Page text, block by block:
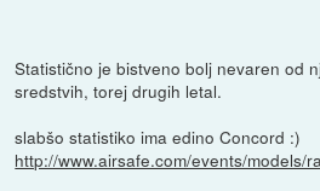
Statistično je bistveno bolj nevaren od
sredstvih, torej drugih letal.
slabšo statistiko ima edino Concord :)
http://www.airsafe.com/events/models/